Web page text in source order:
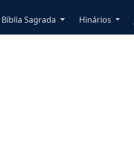
Bíblia Sagrada Hinários